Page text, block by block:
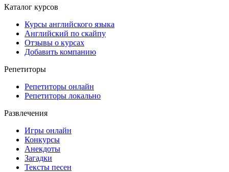
Каталог курсов
Курсы английского языка
Английский по скайпу
Отзывы о курсах
Добавить компанию
Репетиторы
Репетиторы онлайн
Репетиторы локально
Развлечения
Игры онлайн
Конкурсы
Анекдоты
Загадки
Тексты песен